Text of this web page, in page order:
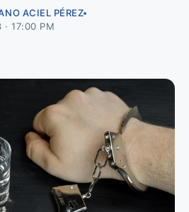
ACIEL PÉREZ
· 17:00 PM